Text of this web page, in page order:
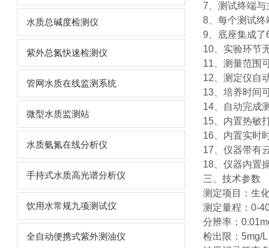
水质总碱度检测仪
紫外总氮快速检测仪
管网水质在线监测系统
微型水质监测站
水质氨氮在线分析仪
手持式水质高光谱分析仪
饮用水常规九项测试仪
全自动便携式紫外测油仪
7、测试终端与
8、每个测试终
9、底座集成
10、实验环节
11、测量范围
12、测定仪自
13、培养时间
14、自动完成
15、内置热敏
16、内置实时
17、仪器带有
18、仪器内置
三、技术参数
测定项目：生
测定量程：0-
分辨率：
检出限：5mg/